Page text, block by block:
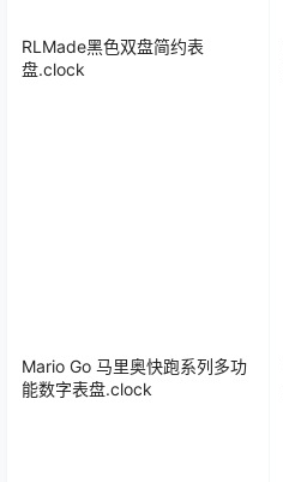
RLMade黑色双盘简约表
盘.clock
Mario Go 马里奥快跑系列多功
能数字表盘.clock